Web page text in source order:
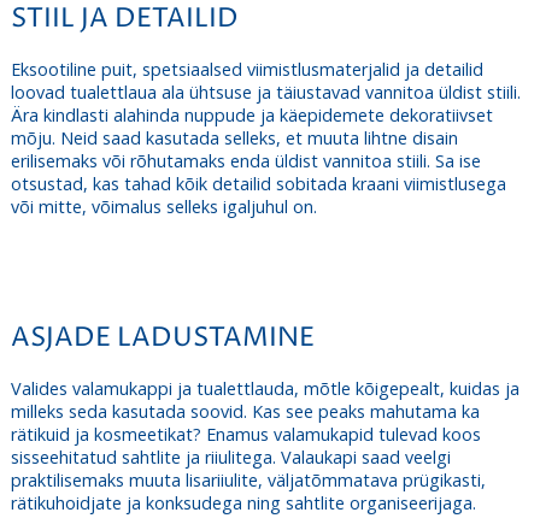
STIIL JA DETAILID
Eksootiline puit, spetsiaalsed viimistlusmaterjalid ja detailid
loovad tualettlaua ala ühtsuse ja täiustavad vannitoa üldist stiili.
Ära kindlasti alahinda nuppude ja käepidemete dekoratiivset
mõju. Neid saad kasutada selleks, et muuta lihtne disain
erilisemaks või rõhutamaks enda üldist vannitoa stiili. Sa ise
otsustad, kas tahad kõik detailid sobitada kraani viimistlusega
või mitte, võimalus selleks igaljuhul on.
ASJADE LADUSTAMINE
Valides valamukappi ja tualettlauda, mõtle kõigepealt, kuidas ja
milleks seda kasutada soovid. Kas see peaks mahutama ka
rätikuid ja kosmeetikat? Enamus valamukapid tulevad koos
sisseehitatud sahtlite ja riiulitega. Valaukapi saad veelgi
praktilisemaks muuta lisariiulite, väljatõmmatava prügikasti,
rätikuhoidjate ja konksudega ning sahtlite organiseerijaga.